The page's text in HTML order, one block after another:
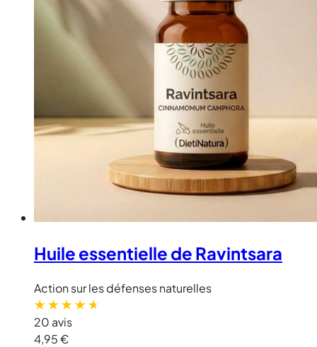
Huile essentielle de Ravintsara
Action sur les défenses naturelles
20 avis
4,95 €